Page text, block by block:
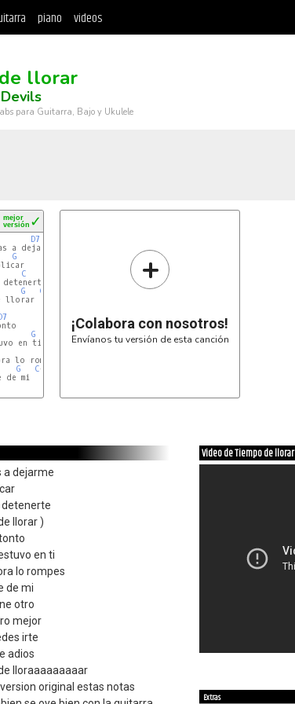
piano videos
llorar
para Guitarra, Bajo y Ukulele
✓
mejor
versión
D7
a dejarme
G
C
G C
llorar     )
G
en ti
lo rompes
G C-
de mi
+
¡Colabora con nosotros!
Envíanos tu versión de esta canción
a dejarme
detenerte
llorar )
en ti
lo rompes
de mi
otro
mejor
irte
adios
lloraaaaaaaaar
original estas notas
Video de Tiempo de llorar
Extras